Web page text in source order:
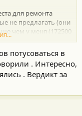
для ремонта
не предлагать (они
чем у меня (172500
потусоваться в
. Интересно,
. Вердикт за